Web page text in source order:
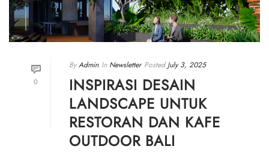
0
By Admin In Newsletter Posted July 3, 2025
INSPIRASI DESAIN
LANDSCAPE UNTUK
RESTORAN DAN KAFE
OUTDOOR BALI